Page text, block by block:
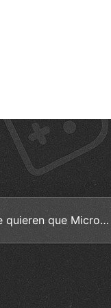
Algunos fans de Xbox one quieren que Microsoft de marcha atrás con el DRM